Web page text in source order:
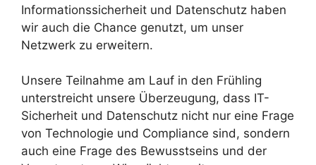
Informationssicherheit und Datenschutz haben
wir auch die Chance genutzt, um unser
Netzwerk zu erweitern.
Unsere Teilnahme am Lauf in den Frühling
unterstreicht unsere Überzeugung, dass IT-
Sicherheit und Datenschutz nicht nur eine Frage
von Technologie und Compliance sind, sondern
auch eine Frage des Bewusstseins und der